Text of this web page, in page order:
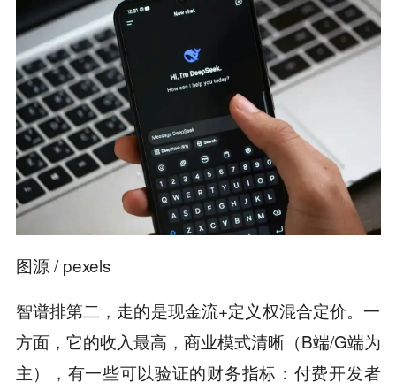
图源 / pexels
智谱排第二，走的是现金流+定义权混合定价。一
方面，它的收入最高，商业模式清晰（B端/G端为
主），有一些可以验证的财务指标：付费开发者